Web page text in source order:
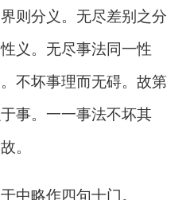
则分义。无尽差别之分
义。无尽事法同一性
不坏事理而无碍。故第
事。一一事法不坏其
。
中略作四句十门。